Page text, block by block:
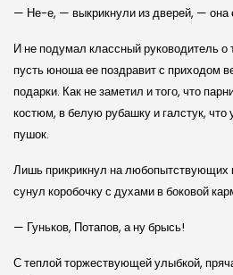
— Не-е, — выкрикнули из дверей, — она
И не подумал классный руководитель о
пусть юноша ее поздравит с приходом
подарки. Как не заметил и того, что
костюм, в белую рубашку и галстук, что
пушок.
Лишь прикрикнул на
сунул коробочку с духами в боковой
— Гуньков, Потапов, а ну брысь!
С теплой торжествующей улыбкой,